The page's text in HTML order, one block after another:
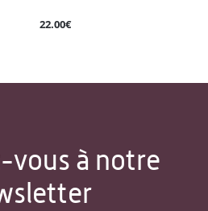
22.00€
vous à notre